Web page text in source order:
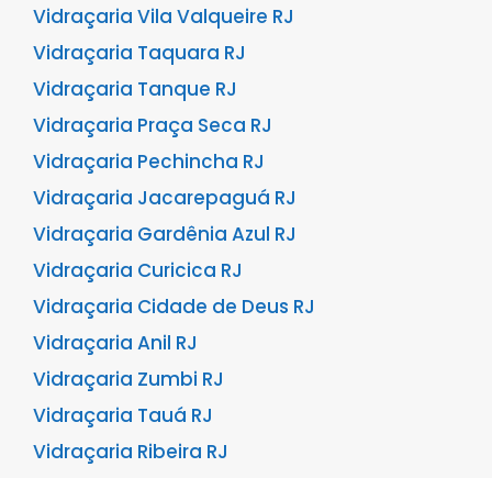
Vidraçaria Vila Valqueire RJ
Vidraçaria Taquara RJ
Vidraçaria Tanque RJ
Vidraçaria Praça Seca RJ
Vidraçaria Pechincha RJ
Vidraçaria Jacarepaguá RJ
Vidraçaria Gardênia Azul RJ
Vidraçaria Curicica RJ
Vidraçaria Cidade de Deus RJ
Vidraçaria Anil RJ
Vidraçaria Zumbi RJ
Vidraçaria Tauá RJ
Vidraçaria Ribeira RJ